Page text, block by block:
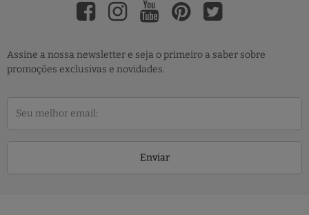
Assine a nossa newsletter e seja o primeiro a saber sobre
promoções exclusivas e novidades.
Enviar